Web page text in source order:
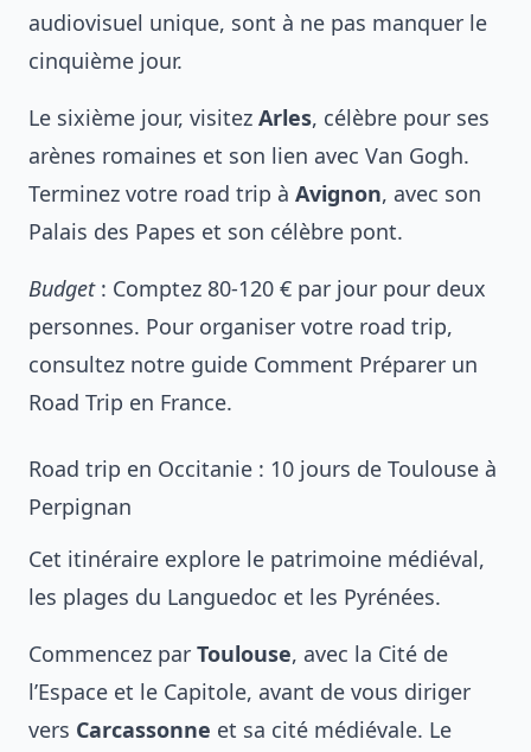
audiovisuel unique, sont à ne pas manquer le
cinquième jour.
Le sixième jour, visitez Arles, célèbre pour ses
arènes romaines et son lien avec Van Gogh.
Terminez votre road trip à Avignon, avec son
Palais des Papes et son célèbre pont.
Budget: Comptez 80-120 € par jour pour deux
personnes. Pour organiser votre road trip,
consultez notre guide Comment Préparer un
Road Trip en France.
Road trip en Occitanie : 10 jours de Toulouse à
Perpignan
Cet itinéraire explore le patrimoine médiéval,
les plages du Languedoc et les Pyrénées.
Commencez par Toulouse, avec la Cité de
l’Espace et le Capitole, avant de vous diriger
vers Carcassonne et sa cité médiévale. Le